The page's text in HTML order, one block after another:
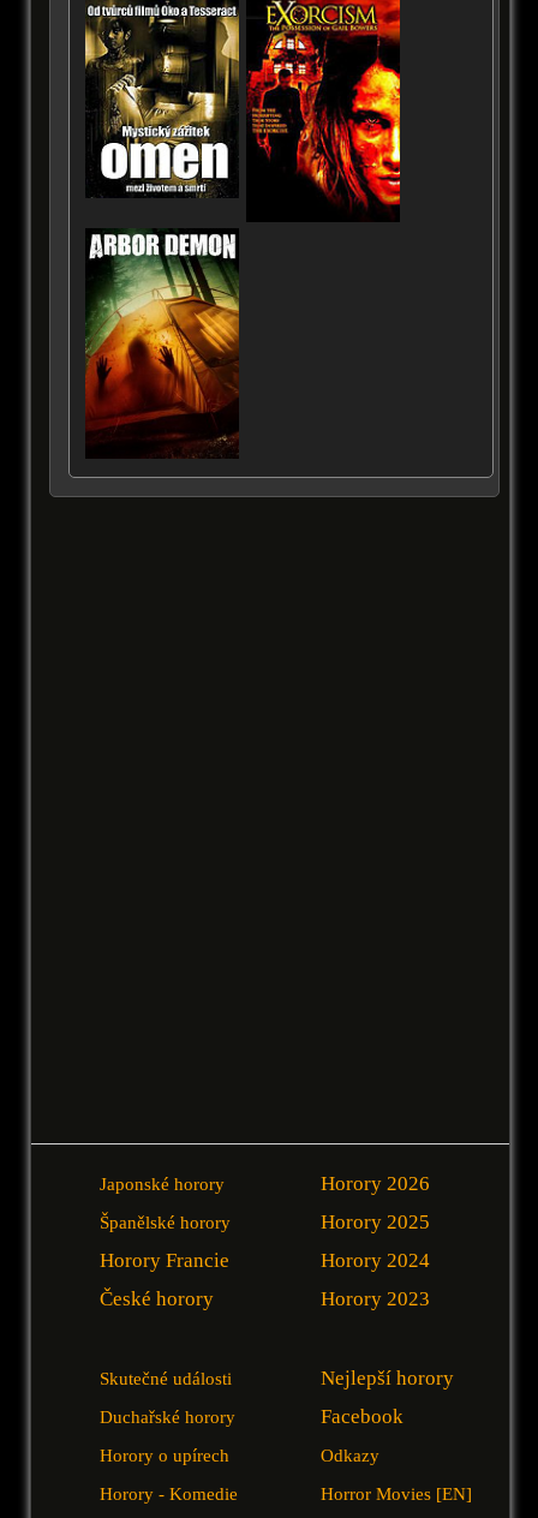
Japonské horory
Španělské horory
Horory Francie
České horory
Horory 2026
Horory 2025
Horory 2024
Horory 2023
Skutečné události
Duchařské horory
Horory o upírech
Horory - Komedie
Nejlepší horory
Facebook
Odkazy
Horror Movies [EN]